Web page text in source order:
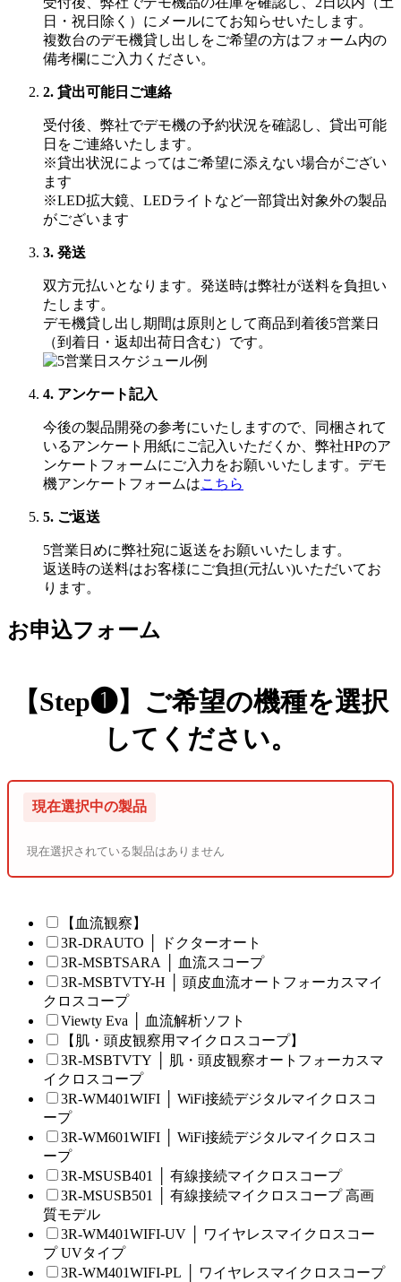
日・祝日除く）にメールにてお知らせいたします。
複数台のデモ機貸し出しをご希望の方はフォーム内の
備考欄にご入力ください。
2. 貸出可能日ご連絡
受付後、弊社でデモ機の予約状況を確認し、貸出可能
日をご連絡いたします。
※貸出状況によってはご希望に添えない場合がござい
ます
※LED拡大鏡、LEDライトなど一部貸出対象外の製品
がございます
3. 発送
双方元払いとなります。発送時は弊社が送料を負担い
たします。
デモ機貸し出し期間は原則として商品到着後5営業日
（到着日・返却出荷日含む）です。
4. アンケート記入
今後の製品開発の参考にいたしますので、同梱されて
いるアンケート用紙にご記入いただくか、弊社HPのア
ンケートフォームにご入力をお願いいたします。デモ
機アンケートフォームはこちら
5. ご返送
5営業日めに弊社宛に返送をお願いいたします。
返送時の送料はお客様にご負担(元払い)いただいてお
ります。
お申込フォーム
【Step❶】ご希望の機種を選択
してください。
現在選択中の製品
現在選択されている製品はありません
【血流観察】
3R-DRAUTO │ ドクターオート
3R-MSBTSARA │ 血流スコープ
3R-MSBTVTY-H │ 頭皮血流オートフォーカスマイ
クロスコープ
Viewty Eva │ 血流解析ソフト
【肌・頭皮観察用マイクロスコープ】
3R-MSBTVTY │ 肌・頭皮観察オートフォーカスマ
イクロスコープ
3R-WM401WIFI │ WiFi接続デジタルマイクロスコ
ープ
3R-WM601WIFI │ WiFi接続デジタルマイクロスコ
ープ
3R-MSUSB401 │ 有線接続マイクロスコープ
3R-MSUSB501 │ 有線接続マイクロスコープ 高画
質モデル
3R-WM401WIFI-UV │ ワイヤレスマイクロスコー
プ UVタイプ
3R-WM401WIFI-PL │ ワイヤレスマイクロスコープ